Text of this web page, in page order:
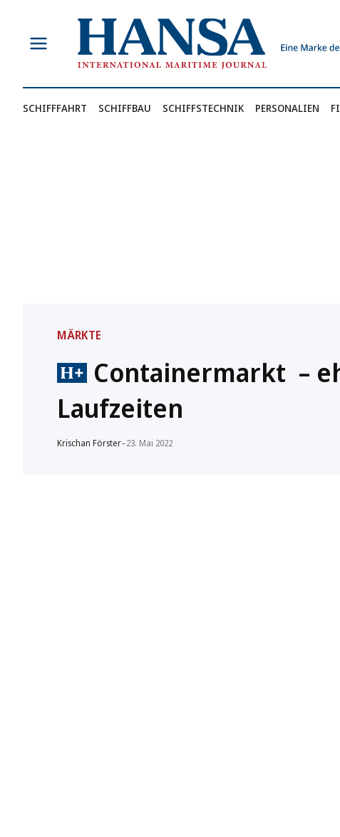
springen
SCHIFFFAHRT SCHIFFBAU SCHIFFSTECHNIK PERSONALIEN
MÄRKTE
Containermarkt –
Laufzeiten
Krischan Förster–23. Mai 2022